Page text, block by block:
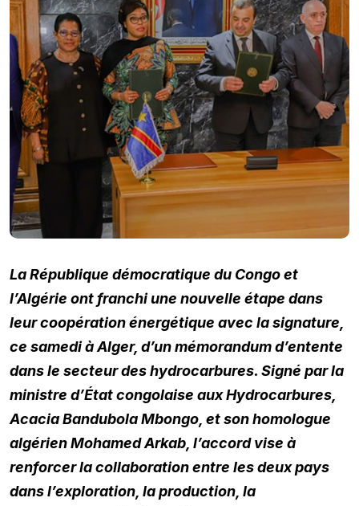
La République démocratique du Congo et
l’Algérie ont franchi une nouvelle étape dans
leur coopération énergétique avec la signature,
ce samedi à Alger, d’un mémorandum d’entente
dans le secteur des hydrocarbures. Signé par la
ministre d’État congolaise aux Hydrocarbures,
Acacia Bandubola Mbongo, et son homologue
algérien Mohamed Arkab, l’accord vise à
renforcer la collaboration entre les deux pays
dans l’exploration, la production, la